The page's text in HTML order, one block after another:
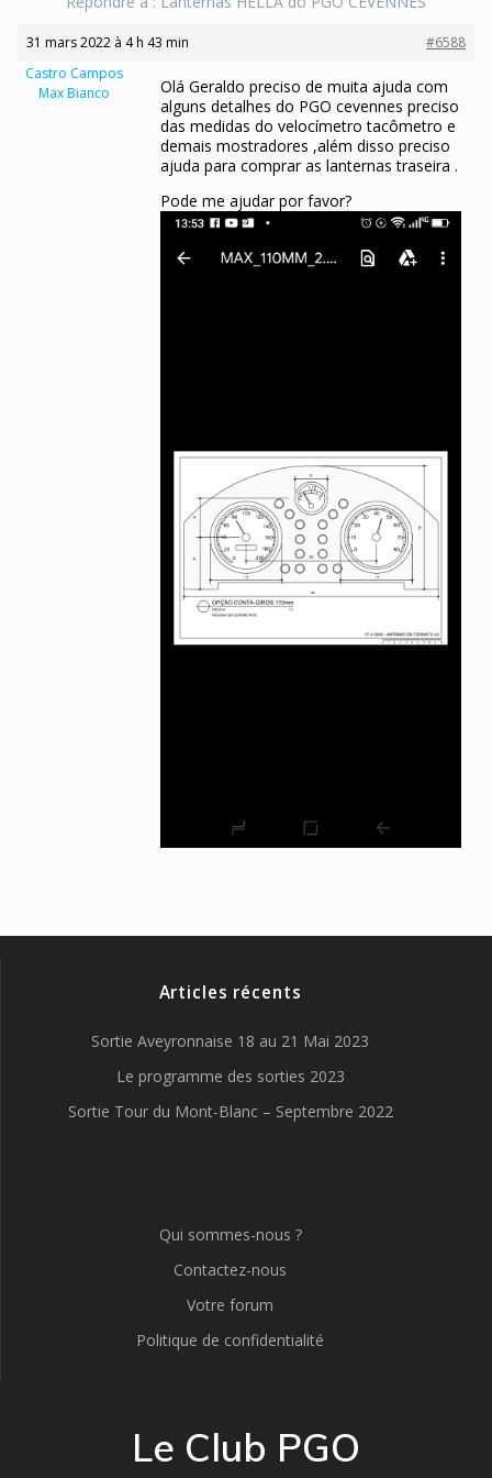
31 mars 2022 à 4 h 43 min
#6588
Castro Campos
Max Bianco
Olá Geraldo preciso de muita ajuda com
alguns detalhes do PGO cevennes preciso
das medidas do velocímetro tacômetro e
demais mostradores ,além disso preciso
ajuda para comprar as lanternas traseira .
Pode me ajudar por favor?
Articles récents
Sortie Aveyronnaise 18 au 21 Mai 2023
Le programme des sorties 2023
Sortie Tour du Mont-Blanc – Septembre 2022
Qui sommes-nous ?
Contactez-nous
Votre forum
Politique de confidentialité
Le Club PGO